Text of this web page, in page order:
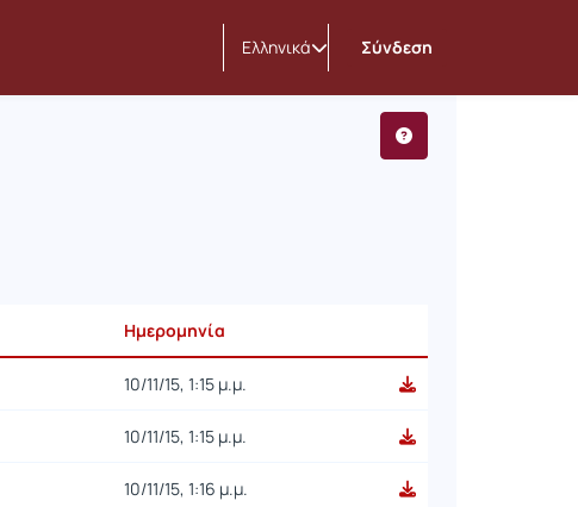
Ελληνικά Σύνδεση
Ημερομηνία
10/11/15, 1:15 μ.μ.
10/11/15, 1:15 μ.μ.
10/11/15, 1:16 μ.μ.